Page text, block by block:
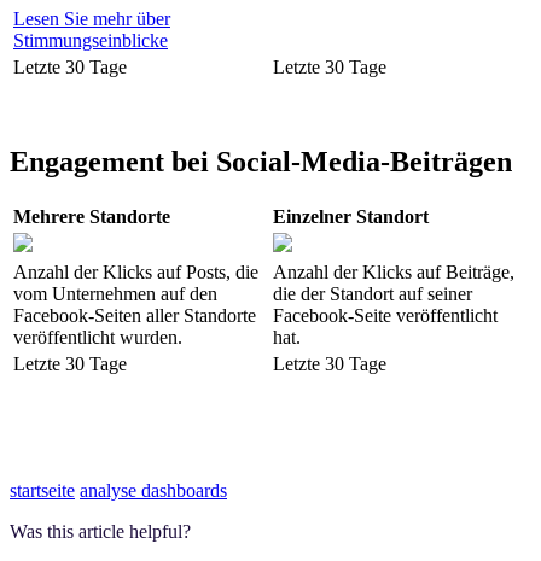
Lesen Sie mehr über
Stimmungseinblicke
Letzte 30 Tage Letzte 30 Tage
Engagement bei Social-Media-Beiträgen
Mehrere Standorte Einzelner Standort
Anzahl der Klicks auf Posts, die
vom Unternehmen auf den
Facebook-Seiten aller Standorte
veröffentlicht wurden.
Anzahl der Klicks auf Beiträge,
die der Standort auf seiner
Facebook-Seite veröffentlicht
hat.
Letzte 30 Tage
Letzte 30 Tage
startseite analyse dashboards
Was this article helpful?